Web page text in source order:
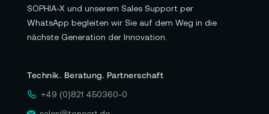
SOPHIA-X und unserem Sales Support per
WhatsApp begleiten wir Sie auf dem Weg in die
nächste Generation der Innovation.
Technik. Beratung. Partnerschaft
+49 (0)821 450360-0